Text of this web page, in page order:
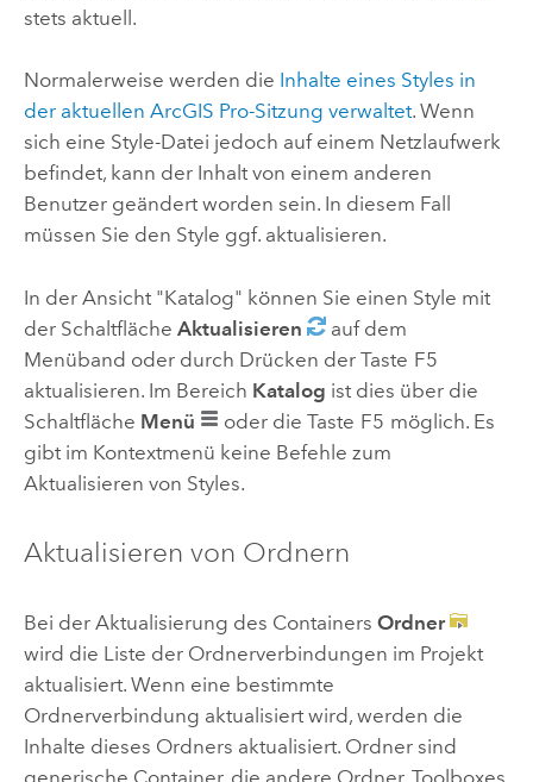
stets aktuell.
Normalerweise werden die Inhalte eines Styles in
der aktuellen ArcGIS Pro-Sitzung verwaltet. Wenn
sich eine Style-Datei jedoch auf einem Netzlaufwerk
befindet, kann der Inhalt von einem anderen
Benutzer geändert worden sein. In diesem Fall
müssen Sie den Style ggf. aktualisieren.
In der Ansicht "Katalog" können Sie einen Style mit
der Schaltfläche Aktualisieren
auf dem
Menüband oder durch Drücken der Taste F5
aktualisieren. Im Bereich Katalog ist dies über die
Schaltfläche Menü oder die Taste F5 möglich. Es
gibt im Kontextmenü keine Befehle zum
Aktualisieren von Styles.
Aktualisieren von Ordnern
Bei der Aktualisierung des Containers Ordner
wird die Liste der Ordnerverbindungen im Projekt
aktualisiert. Wenn eine bestimmte
Ordnerverbindung aktualisiert wird, werden die
Inhalte dieses Ordners aktualisiert. Ordner sind